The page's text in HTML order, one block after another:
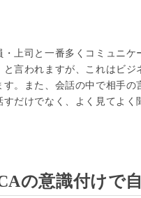
上司と一番多くコミュニケ
言われますが、これはビジ
。また、会話の中で相手の
だけでなく、よく見てよく
の意識付けで